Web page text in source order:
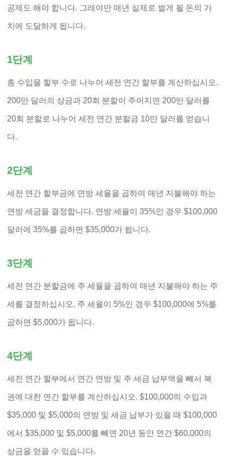
공제도 해야 합니다. 그래야만 매년 실제로 벌게 될 돈의 가
치에 도달하게 됩니다.
1단계
총 수입을 할부 수로 나누어 세전 연간 할부를 계산하십시오.
200만 달러의 상금과 20회 분할이 주어지면 200만 달러를
20회 분할로 나누어 세전 연간 분할금 10만 달러를 얻습니
다.
2단계
세전 연간 할부금에 연방 세율을 곱하여 매년 지불해야 하는
연방 세금을 결정합니다. 연방 세율이 35%인 경우 $100,000
달러에 35%를 곱하면 $35,000가 됩니다.
3단계
세전 연간 분할금에 주 세율을 곱하여 매년 지불해야 하는 주
세를 결정하십시오. 주 세율이 5%인 경우 $100,000에 5%를
곱하면 $5,000가 됩니다.
4단계
세전 연간 할부에서 연간 연방 및 주 세금 납부액을 빼서 복
권에 대한 연간 할부를 계산하십시오. $100,000의 수입과
$35,000 및 $5,000의 연방 및 세금 납부가 있을 때 $100,000
에서 $35,000 및 $5,000를 빼면 20년 동안 연간 $60,000의
상금을 얻을 수 있습니다.